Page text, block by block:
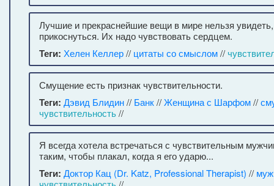
Лучшие и прекраснейшие вещи в мире нельзя
прикоснуться. Их надо чувствовать сердцем.
Теги: Хелен Келлер// цитаты со смыслом//
Смущение есть признак чувствительности.
Теги: Дэвид Блидин// Банк//Женщина с Шарфом//
чувствительность//
Я всегда хотела встречаться с чувствительным
таким, чтобы плакал, когда я его ударю...
Теги: Доктор Кац (Dr. Katz, Professional Therapist) //